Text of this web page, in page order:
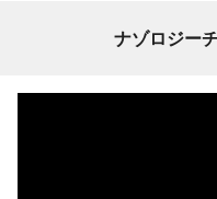
ナゾロジー